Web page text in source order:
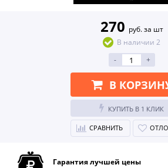
270 руб. за шт
В наличии 2
-
+
В
КУПИТЬ В 1 КЛИК
СРАВНИТЬ
Гарантия лучшей цены